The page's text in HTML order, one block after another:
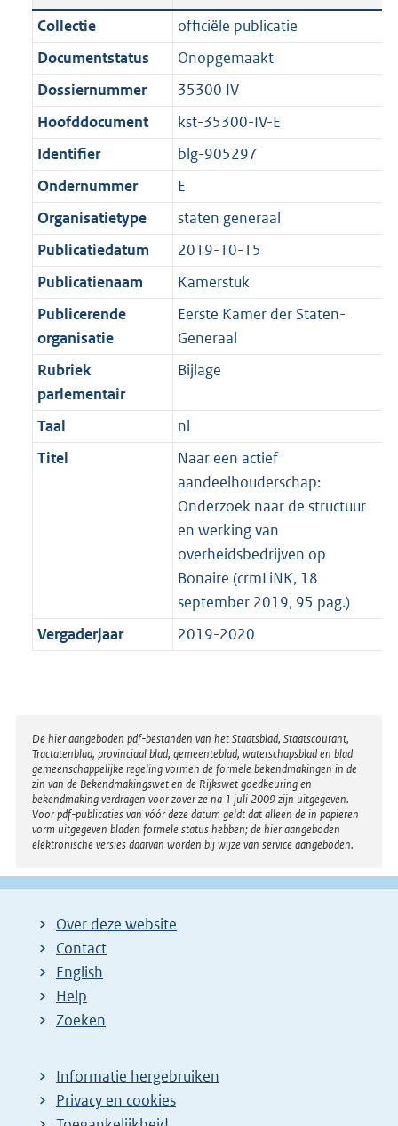
c
t
i
e
n
f
o
r
m
a
a
t
t
:
2
M
b
n
d
s
g
r
o
o
t
e
:
1
K
b
a
n
d
g
r
o
t
t
e
:
1
K
b
Collectie
officiële publicatie
Documentstatus
Onopgemaakt
Dossiernummer
35300 IV
Hoofddocument
kst-35300-IV-E
Identifier
blg-905297
Ondernummer
E
Organisatietype
staten generaal
Publicatiedatum
2019-10-15
Publicatienaam
Kamerstuk
Publicerende
organisatie
Eerste Kamer der Staten-
Generaal
Rubriek
parlementair
Bijlage
Taal
nl
Titel
Naar een actief
aandeelhouderschap:
Onderzoek naar de structuur
en werking van
overheidsbedrijven op
Bonaire (crmLiNK, 18
september 2019, 95 pag.)
Vergaderjaar
2019-2020
Disclaimer
De hier aangeboden pdf-bestanden van het Staatsblad, Staatscourant,
Tractatenblad, provinciaal blad, gemeenteblad, waterschapsblad en blad
gemeenschappelijke regeling vormen de formele bekendmakingen in de
zin van de Bekendmakingswet en de Rijkswet goedkeuring en
bekendmaking verdragen voor zover ze na 1 juli 2009 zijn uitgegeven.
Voor pdf-publicaties van vóór deze datum geldt dat alleen de in papieren
vorm uitgegeven bladen formele status hebben; de hier aangeboden
elektronische versies daarvan worden bij wijze van service aangeboden.
Over deze website
Contact
English
Help
Zoeken
Informatie hergebruiken
Privacy en cookies